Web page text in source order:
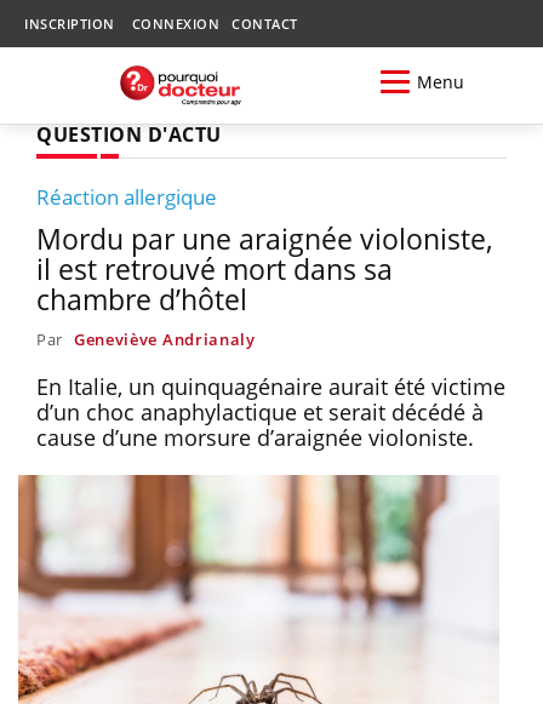
INSCRIPTION CONNEXION CONTACT
Menu
QUESTION D'ACTU
Réaction allergique
Mordu par une araignée violoniste,
il est retrouvé mort dans sa
chambre d’hôtel
Par Geneviève Andrianaly
En Italie, un quinquagénaire aurait été victime
d’un choc anaphylactique et serait décédé à
cause d’une morsure d’araignée violoniste.